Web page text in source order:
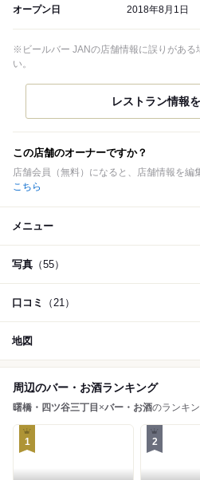
オープン日 2018年8月1日
※ビールバー JANの店舗情報に誤りがある
い。
この店舗のオーナーですか？
店舗会員（無料）になると、店舗情報を編
こちら
メニュー
写真 （55）
口コミ （21）
地図
周辺のバー・お酒ランキング
曙橋・四ツ谷三丁目 ×バー・お酒のランキ
1 2